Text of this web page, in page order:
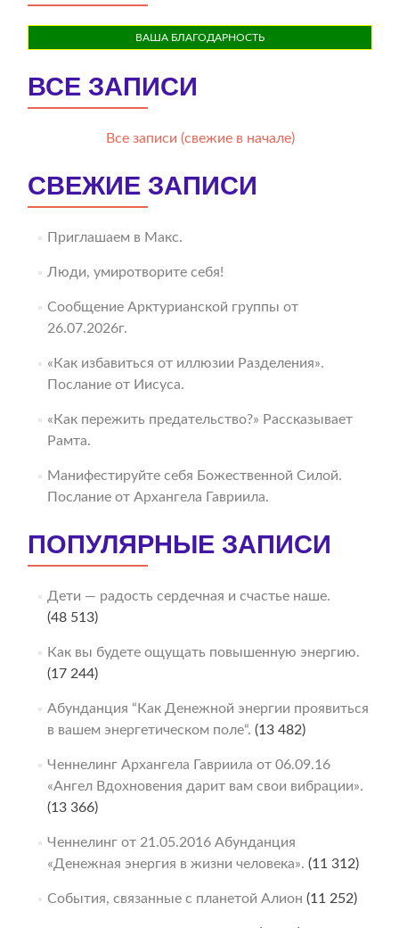
ВАША БЛАГОДАРНОСТЬ
ВСЕ ЗАПИСИ
Все записи (свежие в начале)
СВЕЖИЕ ЗАПИСИ
Приглашаем в Макс.
Люди, умиротворите себя!
Сообщение Арктурианской группы от
26.07.2026г.
«Как избавиться от иллюзии Разделения».
Послание от Иисуса.
«Как пережить предательство?» Рассказывает
Рамта.
Манифестируйте себя Божественной Силой.
Послание от Архангела Гавриила.
ПОПУЛЯРНЫЕ ЗАПИСИ
Дети — радость сердечная и счастье наше.
(48 513)
Как вы будете ощущать повышенную энергию.
(17 244)
Абунданция “Как Денежной энергии проявиться
в вашем энергетическом поле“. (13 482)
Ченнелинг Архангела Гавриила от 06.09.16
«Ангел Вдохновения дарит вам свои вибрации».
(13 366)
Ченнелинг от 21.05.2016 Абунданция
«Денежная энергия в жизни человека». (11 312)
События, связанные с планетой Алион (11 252)